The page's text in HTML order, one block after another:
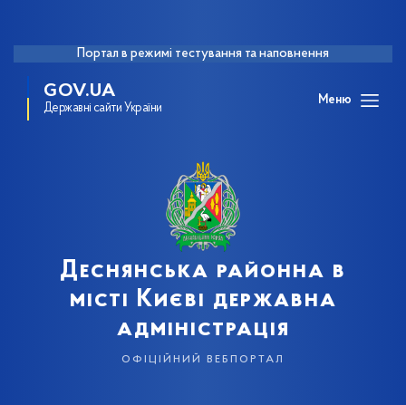
Портал в режимі тестування та наповнення
GOV.UA
Державні сайти України
Меню
Деснянська районна в
місті Києві державна
адміністрація
офіційний вебпортал